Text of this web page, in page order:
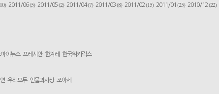
2011/06(5) 2011/05(2) 2011/04(7) 2011/03(8) 2011/02(15) 2011/01 (25) 2010/12(22)
이뉴스 프레시안 한겨레 한국위키릭스
우리모두 인물과사상 조아세